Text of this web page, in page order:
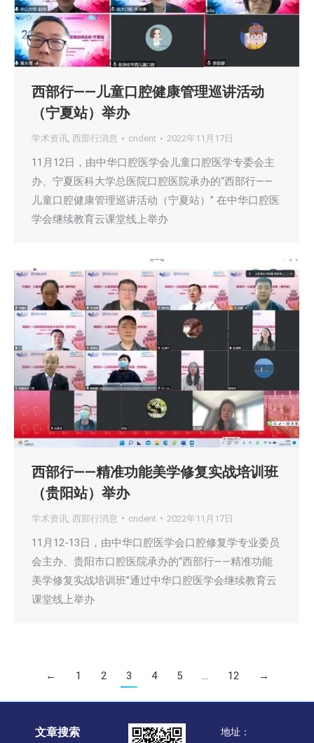
西部行——儿童口腔健康管理巡讲活动
（宁夏站）举办
学术资讯, 西部行消息 cndent 2022年11月17日
11月12日，由中华口腔医学会儿童口腔医学专委会主
办、宁夏医科大学总医院口腔医院承办的“西部行——
儿童口腔健康管理巡讲活动（宁夏站）” 在中华口腔医
学会继续教育云课堂线上举办
西部行——精准功能美学修复实战培训班
（贵阳站）举办
学术资讯 西部行消息 cndent 2022年11月17日
11月12-13日，由中华口腔医学会口腔修复学专业委员
会主办、贵阳市口腔医院承办的“西部行——精准功能
美学修复实战培训班”通过中华口腔医学会继续教育云
课堂线上举办
← 1 2 3 4 5 … 12 →
文章搜索 地址：